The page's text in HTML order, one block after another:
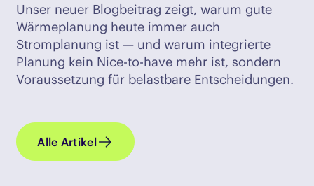
Unser neuer Blogbeitrag zeigt, warum gute
Wärmeplanung heute immer auch
Stromplanung ist — und warum integrierte
Planung kein Nice-to-have mehr ist, sondern
Voraussetzung für belastbare Entscheidungen.
Alle Artikel